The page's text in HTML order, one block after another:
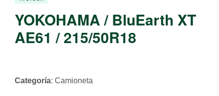
YOKOHAMA / BluEarth XT
AE61 / 215/50R18
Categoría: Camioneta